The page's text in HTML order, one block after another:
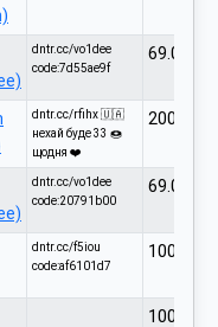
dntr.cc/vo1dee
code:7d55ae9f
69.00
dntr.cc/rfihx 🇺🇦
нехай буде 33 🍩
щодня ❤️
200.00
dntr.cc/vo1dee
code:20791b00
69.00
dntr.cc/f5iou
code:af6101d7
100.00
1000.00